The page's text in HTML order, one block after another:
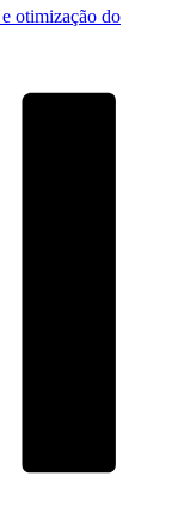
otimização do